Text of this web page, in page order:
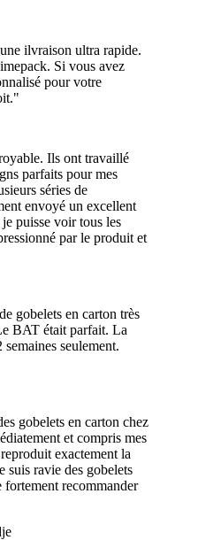
que votre emballage à
carton
pour votre
seulement un gobelet en carton,
en offrant des gobelets en carton
gobelets en carton sont
que vous recherchiez une
ou une finition plus haut de
ilvraison ultra rapide.
Si vous avez
pour votre
Ils ont travaillé
parfaits pour mes
séries de
envoyé un excellent
puisse voir tous les
par le produit et
gobelets en carton très
BAT était parfait. La
seulement.
gobelets en carton chez
et compris mes
exactement la
suis ravie des gobelets
fortement recommander